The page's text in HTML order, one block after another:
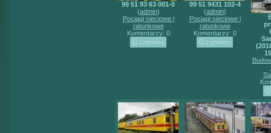
99 51 93 63 001-0
(admin)
Pociągi sieciowe i
ratunkowe
Komentarzy: 0
99 51 9431 102-4
(admin)
Pociągi sieciowe i
ratunkowe
Komentarzy: 0